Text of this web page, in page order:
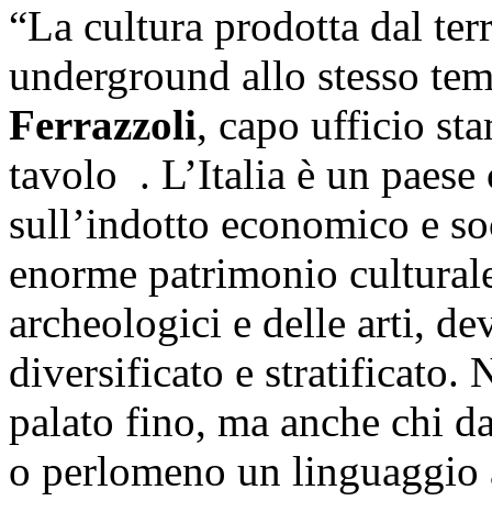
“La cultura prodotta dal
underground allo stesso
Ferrazzoli, capo ufficio
tavolo . L’Italia è un paese
sull’indotto economico e
enorme patrimonio
archeologici e delle arti,
diversificato e stratificato.
palato fino, ma anche chi
o perlomeno un